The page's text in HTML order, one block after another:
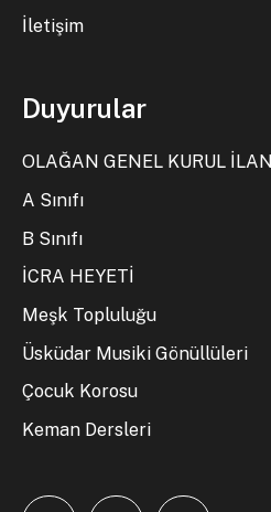
İletişim
Duyurular
OLAĞAN GENEL KURUL İLANI
A Sınıfı
B Sınıfı
İCRA HEYETİ
Meşk Topluluğu
Üsküdar Musiki Gönüllüleri
Çocuk Korosu
Keman Dersleri